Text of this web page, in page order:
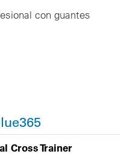
con guantes
Cross Trainer